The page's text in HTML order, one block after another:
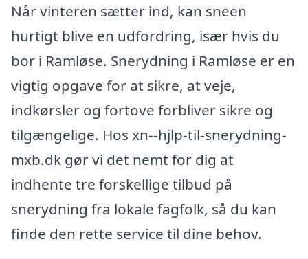
Når vinteren sætter ind, kan sneen
hurtigt blive en udfordring, især hvis du
bor i Ramløse. Snerydning i Ramløse er en
vigtig opgave for at sikre, at veje,
indkørsler og fortove forbliver sikre og
tilgængelige. Hos xn--hjlp-til-snerydning-
mxb.dk gør vi det nemt for dig at
indhente tre forskellige tilbud på
snerydning fra lokale fagfolk, så du kan
finde den rette service til dine behov.